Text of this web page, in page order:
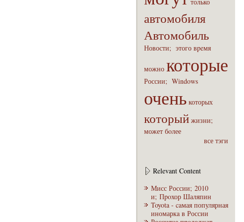
автомобиля
Автомобиль
Новости; этого вpeмя
можно которые
России; Windows
очень которых
который жизни;
может бoлее
все тэги
Relevant Content
Мисс России; 2010
и; Пpoхор Шаляпин
Toyota - caмая популярная
иномаркa в России